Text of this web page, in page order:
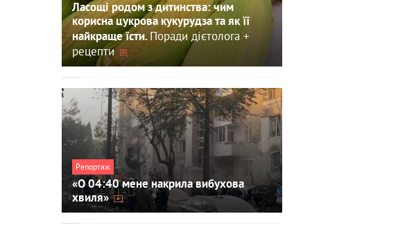
Ласощі родом з дитинства: чим
корисна цукрова кукурудза та як її
найкраще їсти.Поради дієтолога +
рецепти
Репортаж
«О 04:40 мене накрила вибухова
хвиля»